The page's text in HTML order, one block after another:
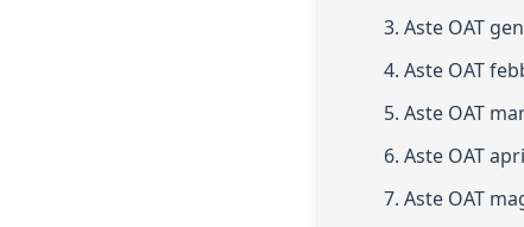
3. Aste OAT
4. Aste OAT
5. Aste OAT
6. Aste OAT
7. Aste OAT